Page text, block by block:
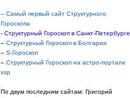
– Самый первый сайт Структурного
Гороскопа
- Структурный Гороскоп в Санкт-Петербурге
– Структурный Гороскоп в Болгарии
– S-Гороскоп
– Структурный Гороскоп на астро-портале
xsp
По двум последним сайтам: Григорий